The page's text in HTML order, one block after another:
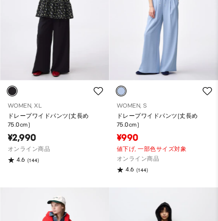
WOMEN, XL
ドレープワイドパンツ(丈長め
75.0cm)
¥2,990
オンライン商品
4.6 (144)
WOMEN, S
ドレープワイドパンツ(丈長め
75.0cm)
¥990
値下げ,一部色サイズ対象
オンライン商品
4.6 (144)